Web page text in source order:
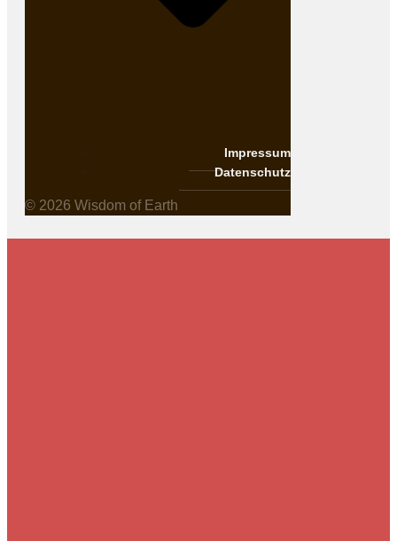
Impressum
Datenschutz
© 2026 Wisdom of Earth